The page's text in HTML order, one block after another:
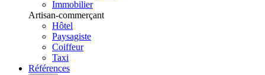
Immobilier
Artisan-commerçant
Hôtel
Paysagiste
Coiffeur
Taxi
Références